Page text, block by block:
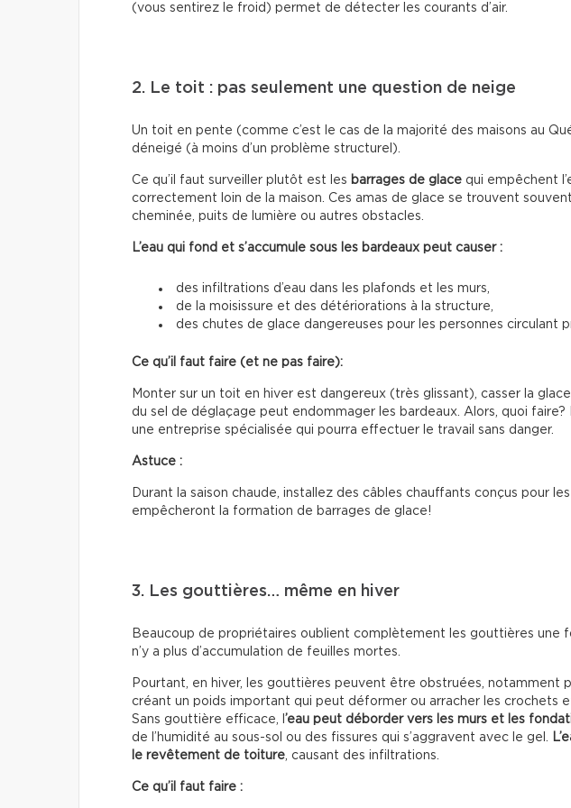
(vous sentirez le froid) permet de détecter les courants d’air.
2. Le toit : pas seulement une question de neige
Un toit en pente (comme c’est le cas de la majorité des maisons au
déneigé (à moins d’un problème structurel).
Ce qu’il faut surveiller plutôt est les barrages de glace qui empêchent
correctement loin de la maison. Ces amas de glace se trouvent
cheminée, puits de lumière ou autres obstacles.
L’eau qui fond et s’accumule sous les bardeaux peut causer :
des infiltrations d’eau dans les plafonds et les murs,
de la moisissure et des détériorations à la structure,
des chutes de glace dangereuses pour les personnes circulant
Ce qu’il faut faire (et ne pas faire):
Monter sur un toit en hiver est dangereux (très glissant), casser la
du sel de déglaçage peut endommager les bardeaux. Alors, quoi
une entreprise spécialisée qui pourra effectuer le travail sans danger.
Astuce :
Durant la saison chaude, installez des câbles chauffants conçus pour
empêcheront la formation de barrages de glace!
3. Les gouttières… même en hiver
Beaucoup de propriétaires oublient complètement les gouttières une
n’y a plus d’accumulation de feuilles mortes.
Pourtant, en hiver, les gouttières peuvent être obstruées, notamment
créant un poids important qui peut déformer ou arracher les crochets
Sans gouttière efficace, l ’eau peut déborder vers les murs et les
de l’humidité au sous-sol ou des fissures qui s’aggravent avec le gel.
le revêtement de toiture, causant des infiltrations.
Ce qu’il faut faire :